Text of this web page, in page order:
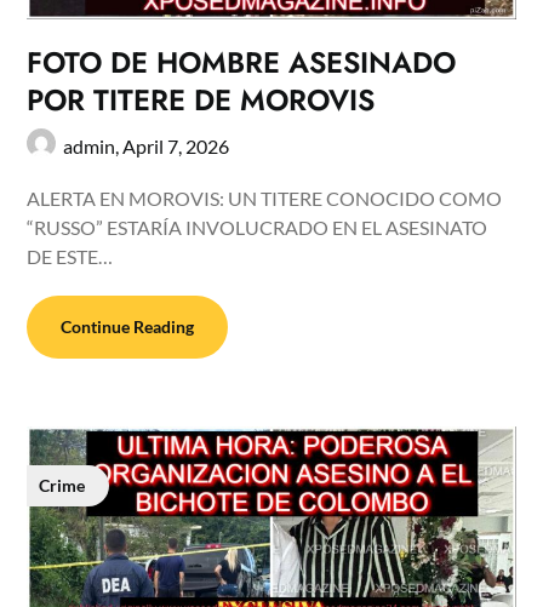
FOTO DE HOMBRE ASESINADO
POR TITERE DE MOROVIS
admin, April 7, 2026
ALERTA EN MOROVIS: UN TITERE CONOCIDO COMO
“RUSSO” ESTARÍA INVOLUCRADO EN EL ASESINATO
DE ESTE…
Continue Reading
Crime